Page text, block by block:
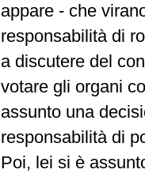
appare - che
responsabilità di
a discutere del
votare gli organi
assunto una
responsabilità di
Poi, lei si è